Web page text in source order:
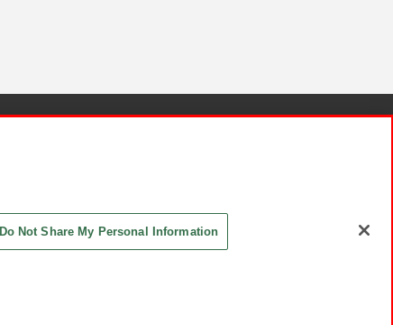
Do Not Share My Personal Information